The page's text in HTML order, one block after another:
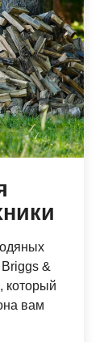
&
который
вам